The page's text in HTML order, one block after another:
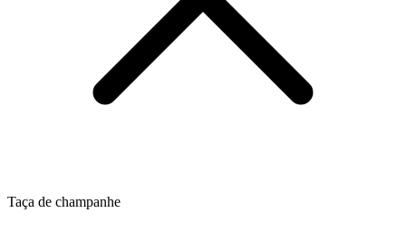
Taça de champanhe